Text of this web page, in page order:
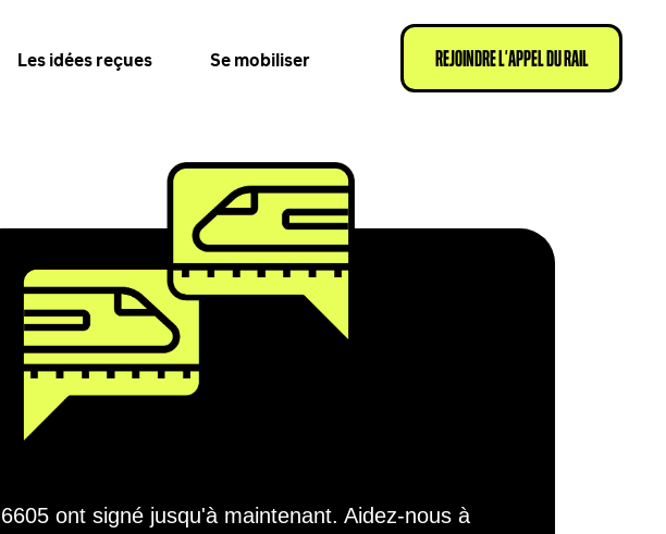
Les idées reçues Se mobiliser REJOINDRE L’APPEL DU RAIL
6605 ont signé jusqu'à maintenant. Aidez-nous à